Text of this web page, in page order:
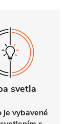
svetla
je vybavené